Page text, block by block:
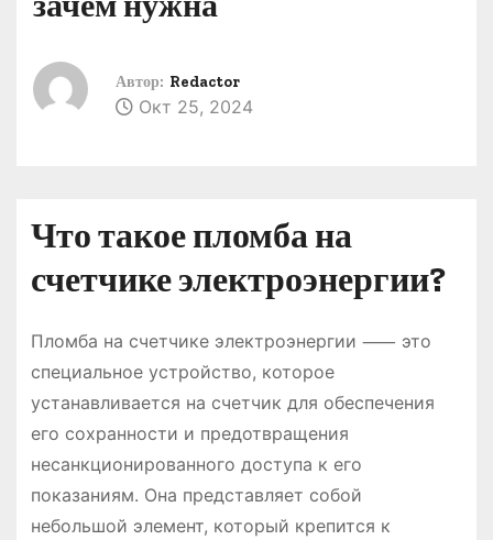
Автор: Redactor
Окт 25, 2024
Что такое пломба на
счетчике электроэнергии?
Пломба на счетчике электроэнергии ⸺ это
специальное устройство, которое
устанавливается на счетчик для обеспечения
его сохранности и предотвращения
несанкционированного доступа к его
показаниям. Она представляет собой
небольшой элемент, который крепится к